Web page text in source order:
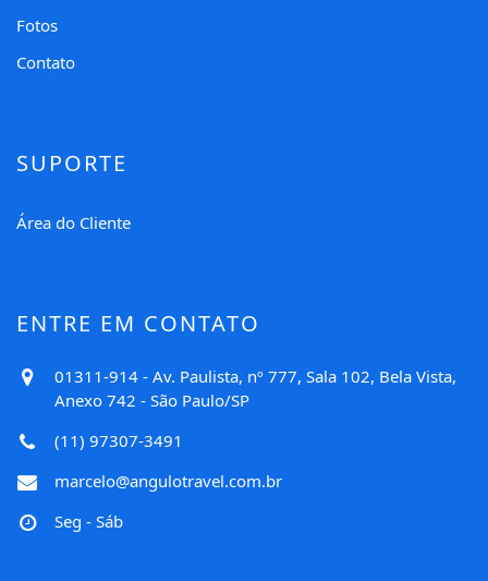
Fotos
Contato
SUPORTE
Área do Cliente
ENTRE EM CONTATO
01311-914 - Av. Paulista, nº 777, Sala 102, Bela Vista,
Anexo 742 - São Paulo/SP
(11) 97307-3491
marcelo@angulotravel.com.br
Seg - Sáb